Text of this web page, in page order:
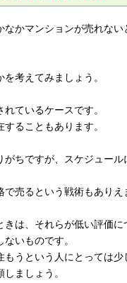
かマンションが売れない
考えてみましょう。
ているケースです。
ることもあります。
ちですが、スケジュー
売るという戦術もありえ
は、それらが低い評価に
いものです。
うという人にとっては少
ましょう。